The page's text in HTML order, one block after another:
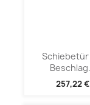
Schiebetür
257,22 €